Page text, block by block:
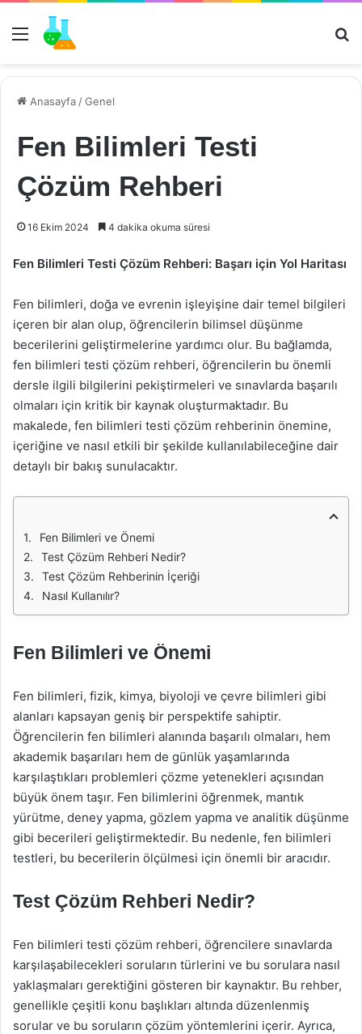
Menü
Anasayfa /Genel
Fen Bilimleri Testi
Çözüm Rehberi
16 Ekim 2024 4 dakika okuma süresi
Fen Bilimleri Testi Çözüm Rehberi: Başarı için Yol Haritası
Fen bilimleri, doğa ve evrenin işleyişine dair temel bilgileri
içeren bir alan olup, öğrencilerin bilimsel düşünme
becerilerini geliştirmelerine yardımcı olur. Bu bağlamda,
fen bilimleri testi çözüm rehberi, öğrencilerin bu önemli
dersle ilgili bilgilerini pekiştirmeleri ve sınavlarda başarılı
olmaları için kritik bir kaynak oluşturmaktadır. Bu
makalede, fen bilimleri testi çözüm rehberinin önemine,
içeriğine ve nasıl etkili bir şekilde kullanılabileceğine dair
detaylı bir bakış sunulacaktır.
Fen Bilimleri ve Önemi
Test Çözüm Rehberi Nedir?
Test Çözüm Rehberinin İçeriği
Nasıl Kullanılır?
Fen Bilimleri ve Önemi
Fen bilimleri, fizik, kimya, biyoloji ve çevre bilimleri gibi
alanları kapsayan geniş bir perspektife sahiptir.
Öğrencilerin fen bilimleri alanında başarılı olmaları, hem
akademik başarıları hem de günlük yaşamlarında
karşılaştıkları problemleri çözme yetenekleri açısından
büyük önem taşır. Fen bilimlerini öğrenmek, mantık
yürütme, deney yapma, gözlem yapma ve analitik düşünme
gibi becerileri geliştirmektedir. Bu nedenle, fen bilimleri
testleri, bu becerilerin ölçülmesi için önemli bir aracıdır.
Test Çözüm Rehberi Nedir?
Fen bilimleri testi çözüm rehberi, öğrencilere sınavlarda
karşılaşabilecekleri soruların türlerini ve bu sorulara nasıl
yaklaşmaları gerektiğini gösteren bir kaynaktır. Bu rehber,
genellikle çeşitli konu başlıkları altında düzenlenmiş
sorular ve bu soruların çözüm yöntemlerini içerir. Ayrıca,